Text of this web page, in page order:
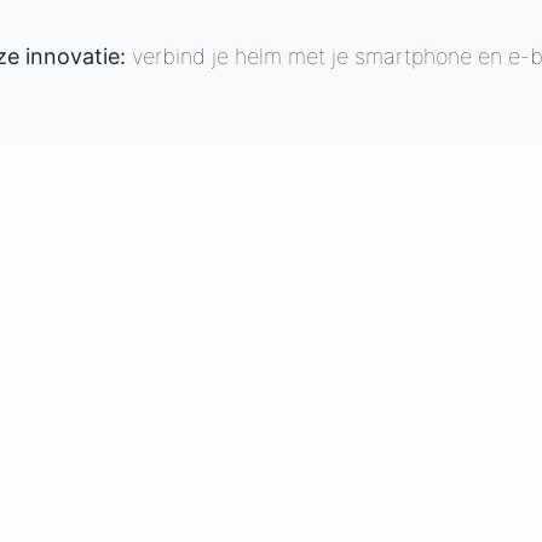
innovatie: verbind je helm met je smartphone en e-